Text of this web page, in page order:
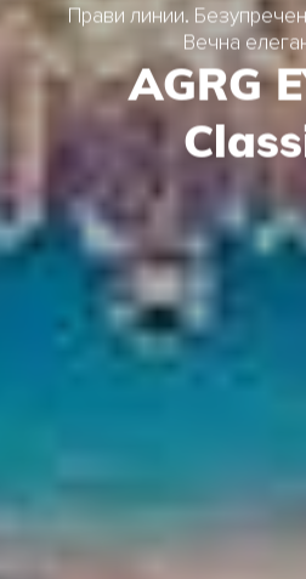
Прави линии. Безупречен
Вечна елега
AGRG E
Class